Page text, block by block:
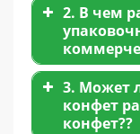
2. В чем
3. Может
конфет
конфет??